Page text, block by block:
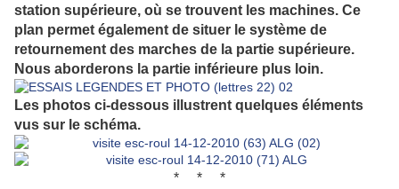
station supérieure, où se trouvent les machines. Ce
plan permet également de situer le système de
retournement des marches de la partie supérieure.
Nous aborderons la partie inférieure plus loin.
Les photos ci-dessous illustrent quelques éléments
vus sur le schéma.
* * *